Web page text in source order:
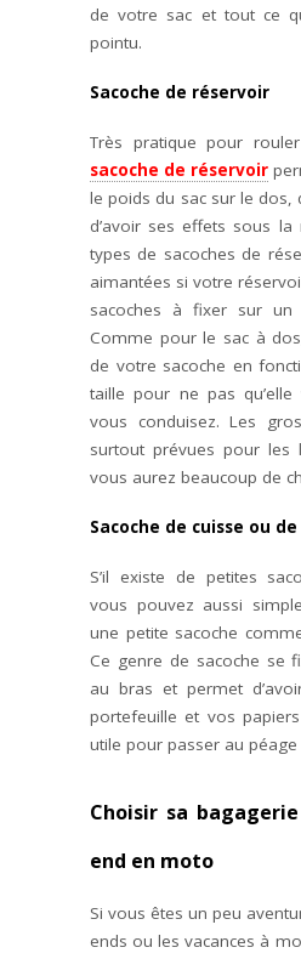
de votre sac et tout ce
pointu.
Sacoche de réservoir
Très pratique pour
sacoche de réservoir
le poids du sac sur le dos,
d’avoir ses effets sous
types de sacoches de
aimantées si votre
sacoches à fixer sur un
Comme pour le sac à
de votre sacoche en
taille pour ne pas
vous conduisez. Les
surtout prévues pour les
vous aurez beaucoup de
Sacoche de cuisse ou
S’il existe de petites
vous pouvez aussi
une petite sacoche
Ce genre de sacoche se
au bras et permet
portefeuille et vos
utile pour passer au
Choisir sa
end en moto
Si vous êtes un peu
ends ou les vacances à